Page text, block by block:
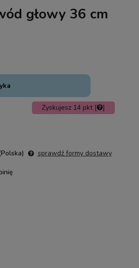
głowy 36 cm
Zyskujesz 14 pkt [ ]
sprawdź formy dostawy